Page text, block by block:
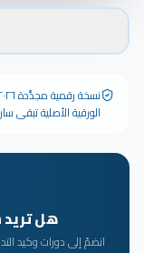
الورقية الأصلية تبقى
هل
انضمّ إلى دورات وكيد